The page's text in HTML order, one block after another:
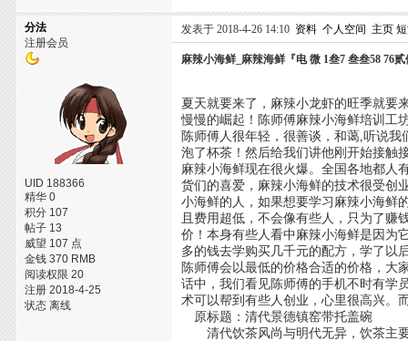
分法
注册会员
UID 188366
精华 0
积分 107
帖子 13
威望 107 点
金钱 370 RMB
阅读权限 20
注册 2018-4-25
状态 离线
发表于 2018-4-26 14:10 资料 个人空间 主页
麻辣小海鲜_麻辣海鲜『电 微 1叁7 叁叁58 76
夏天就要来了，麻辣小龙虾的旺季就要
慢慢的崛起！陈师傅麻辣小海鲜培训工
陈师傅人很年轻，很善谈，和蔼,听说
泡了杯茶！然后给我们讲他刚开始接触
麻辣小海鲜现在很火爆。全国各地都人
货们的喜爱，麻辣小海鲜的技术很受创
小海鲜的人，如果想要学习麻辣小海鲜
且费用超低，不会像有些人，只为了赚
价！本身有些人看中麻辣小海鲜是因为
多的钱去学购买几千元的配方，学了以
陈师傅会以最低的价格合适的价格，大
话中，我们看见陈师傅的手机不时有学
术可以帮到有些人创业，心里很高兴。
原标题：清代景德镇窑带托盖碗
清代饮茶风尚与明代无异，饮茶主要